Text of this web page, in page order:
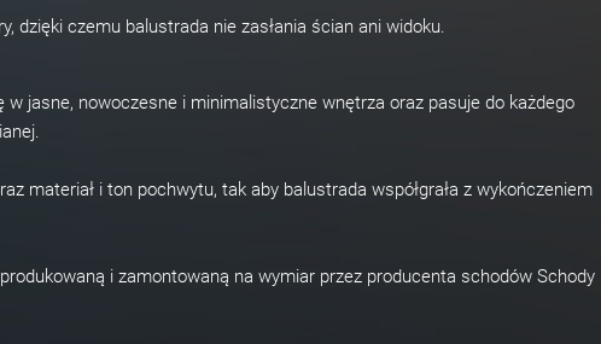
dzięki czemu balustrada nie zasłania ścian ani widoku.
jasne, nowoczesne i minimalistyczne wnętrza oraz pasuje do każdego
materiał i ton pochwytu, tak aby balustrada współgrała z wykończeniem
i zamontowaną na wymiar przez producenta schodów Schody